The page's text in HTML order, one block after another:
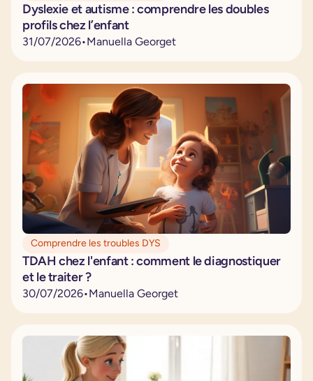
Dyslexie et autisme : comprendre les doubles
profils chez l’enfant
31/07/2026•Manuella Georget
Comprendre les troubles DYS
TDAH chez l'enfant : comment le diagnostiquer
et le traiter ?
30/07/2026•Manuella Georget